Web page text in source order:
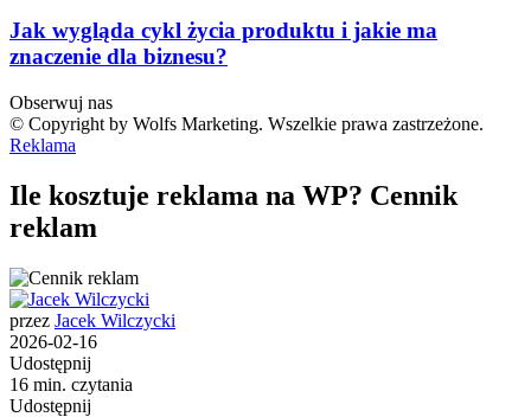
Jak wygląda cykl życia produktu i jakie ma
znaczenie dla biznesu?
Obserwuj nas
© Copyright by Wolfs Marketing. Wszelkie prawa zastrzeżone.
Reklama
Ile kosztuje reklama na WP? Cennik
reklam
przez Jacek Wilczycki
2026-02-16
Udostępnij
16 min. czytania
Udostępnij